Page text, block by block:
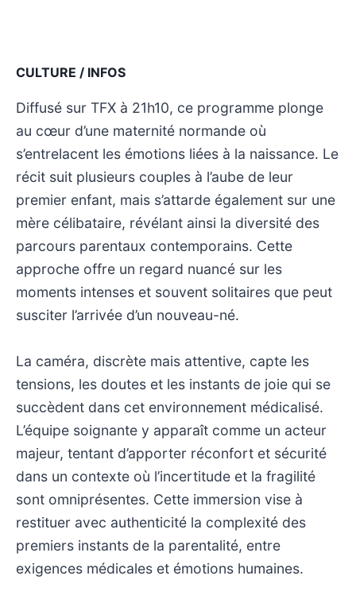
CULTURE / INFOS
Diffusé sur TFX à 21h10, ce programme plonge
au cœur d’une maternité normande où
s’entrelacent les émotions liées à la naissance. Le
récit suit plusieurs couples à l’aube de leur
premier enfant, mais s’attarde également sur une
mère célibataire, révélant ainsi la diversité des
parcours parentaux contemporains. Cette
approche offre un regard nuancé sur les
moments intenses et souvent solitaires que peut
susciter l’arrivée d’un nouveau-né.
La caméra, discrète mais attentive, capte les
tensions, les doutes et les instants de joie qui se
succèdent dans cet environnement médicalisé.
L’équipe soignante y apparaît comme un acteur
majeur, tentant d’apporter réconfort et sécurité
dans un contexte où l’incertitude et la fragilité
sont omniprésentes. Cette immersion vise à
restituer avec authenticité la complexité des
premiers instants de la parentalité, entre
exigences médicales et émotions humaines.